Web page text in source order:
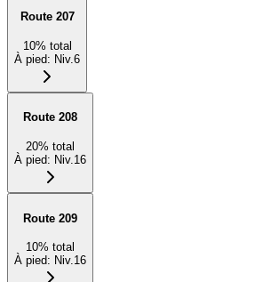
Route 207
10% total
À pied: Niv.6
Route 208
20% total
À pied: Niv.16
Route 209
10% total
À pied: Niv.16